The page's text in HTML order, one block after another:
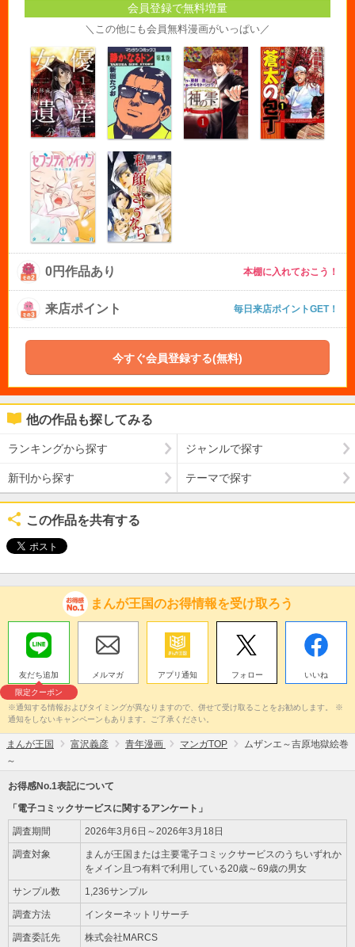
会員登録で無料増量
＼この他にも会員無料漫画がいっぱい／
0円作品あり 本棚に入れておこう！
来店ポイント 毎日来店ポイントGET！
今すぐ会員登録する(無料)
他の作品も探してみる
ランキングから探す ジャンルで探す
新刊から探す テーマで探す
この作品を共有する
まんが王国のお得情報を受け取ろう
友だち追加
限定クーポン
メルマガ アプリ通知 フォロー いいね
※通知する情報およびタイミングが異なりますので、併せて受け取ることをお勧めします。 ※
通知をしないキャンペーンもあります。ご了承ください。
まんが王国 富沢義彦 青年漫画 マンガTOP
ムザンエ～吉原地獄絵巻
～
お得感No.1表記について
「電子コミックサービスに関するアンケート」
調査期間 2026年3月6日～2026年3月18日
調査対象
まんが王国または主要電子コミックサービスのうちいずれか
をメイン且つ有料で利用している20歳～69歳の男女
サンプル数 1,236サンプル
調査方法 インターネットリサーチ
調査委託先 株式会社MARCS